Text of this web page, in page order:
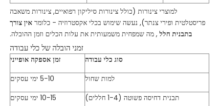
למוצרי צינורות (כולל צינורות סיליקון רפואיים, צינורות משאבה
פריסטלטית ופירי צנתר), נעשה שימוש בכלי אקסטרוזיה - כלומר אין צורך
בתבנית חלל , מה שמפחית משמעותית את עלות הכלים וזמן ההובלה.
זמני הובלה של כלי עבודה
סוג כלי עבודה
זמן אספקה ​​אופייני
למות שחול
5-10 ימי עסקים
תבנית דחיסה פשוטה (1-4 חללים)
10-15 ימי עסקים